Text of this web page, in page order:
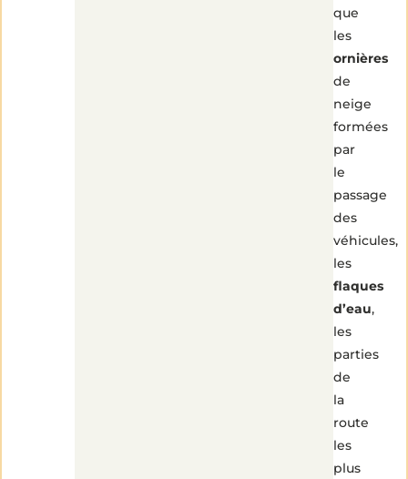
que
les
ornières
de
neige
formées
par
le
passage
des
véhicules,
les
flaques
d’eau,
les
parties
de
la
route
les
plus